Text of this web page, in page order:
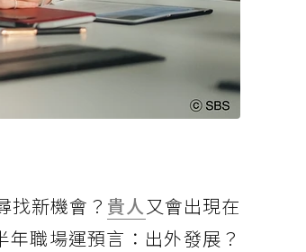
找新機會？ 貴人 又會出現在
年職場運預言：出外發展？